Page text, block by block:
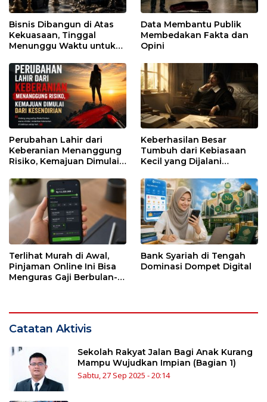
Bisnis Dibangun di Atas
Kekuasaan, Tinggal
Menunggu Waktu untuk
Data Membantu Publik
Membedakan Fakta dan
Opini
Perubahan Lahir dari
Keberanian Menanggung
Risiko, Kemajuan Dimulai
Keberhasilan Besar
Tumbuh dari Kebiasaan
Kecil yang Dijalani
Terlihat Murah di Awal,
Pinjaman Online Ini Bisa
Menguras Gaji Berbulan-
Bank Syariah di Tengah
Dominasi Dompet Digital
Catatan Aktivis
Sekolah Rakyat Jalan Bagi Anak Kurang
Mampu Wujudkan Impian (Bagian 1)
Sabtu, 27 Sep 2025 - 20:14